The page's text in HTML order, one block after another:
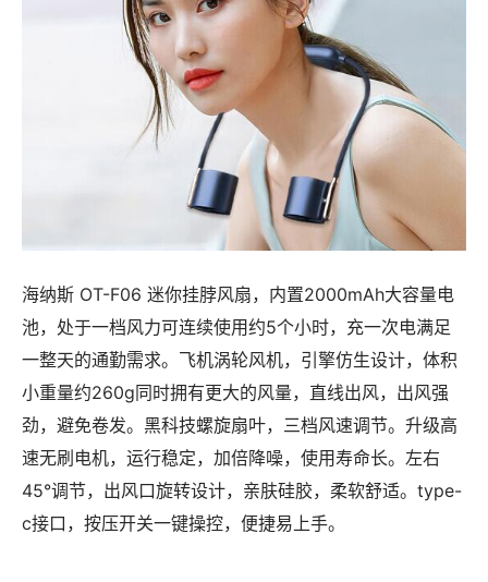
海纳斯 OT-F06 迷你挂脖风扇，内置2000mAh大容量电
池，处于一档风力可连续使用约5个小时，充一次电满足
一整天的通勤需求。飞机涡轮风机，引擎仿生设计，体积
小重量约260g同时拥有更大的风量，直线出风，出风强
劲，避免卷发。黑科技螺旋扇叶，三档风速调节。升级高
速无刷电机，运行稳定，加倍降噪，使用寿命长。左右
45°调节，出风口旋转设计，亲肤硅胶，柔软舒适。type-
c接口，按压开关一键操控，便捷易上手。